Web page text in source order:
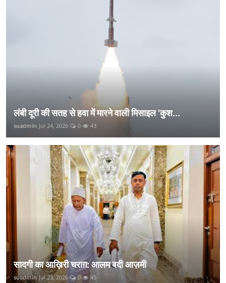
लंबी दूरी की सतह से हवा में मारने वाली मिसाइल 'कुश...
suadmin Jul 24, 2026 0 43
सादगी का आख़िरी चराग़: आलम बदी आज़मी
suadmin Jul 23, 2026 0 45